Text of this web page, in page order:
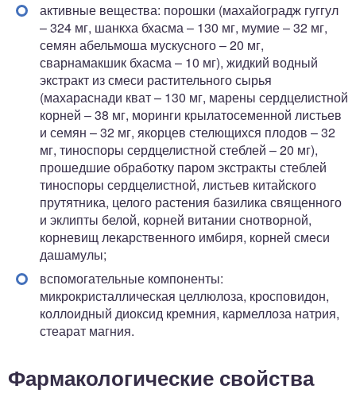
активные вещества: порошки (махайоградж гуггул
– 324 мг, шанкха бхасма – 130 мг, мумие – 32 мг,
семян абельмоша мускусного – 20 мг,
сварнамакшик бхасма – 10 мг), жидкий водный
экстракт из смеси растительного сырья
(махараснади кват – 130 мг, марены сердцелистной
корней – 38 мг, моринги крылатосеменной листьев
и семян – 32 мг, якорцев стелющихся плодов – 32
мг, тиноспоры сердцелистной стеблей – 20 мг),
прошедшие обработку паром экстракты стеблей
тиноспоры сердцелистной, листьев китайского
прутятника, целого растения базилика священного
и эклипты белой, корней витании снотворной,
корневищ лекарственного имбиря, корней смеси
дашамулы;
вспомогательные компоненты:
микрокристаллическая целлюлоза, кросповидон,
коллоидный диоксид кремния, кармеллоза натрия,
стеарат магния.
Фармакологические свойства